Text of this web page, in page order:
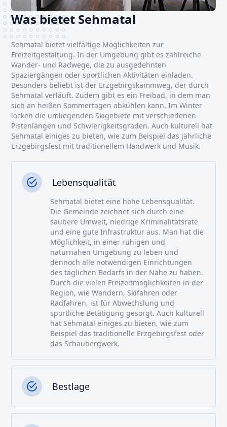
Was bietet Sehmatal
Sehmatal bietet vielfältige Möglichkeiten zur
Freizeitgestaltung. In der Umgebung gibt es zahlreiche
Wander- und Radwege, die zu ausgedehnten
Spaziergängen oder sportlichen Aktivitäten einladen.
Besonders beliebt ist der Erzgebirgskammweg, der durch
Sehmatal verläuft. Zudem gibt es ein Freibad, in dem man
sich an heißen Sommertagen abkühlen kann. Im Winter
locken die umliegenden Skigebiete mit verschiedenen
Pistenlängen und Schwierigkeitsgraden. Auch kulturell hat
Sehmatal einiges zu bieten, wie zum Beispiel das jährliche
Erzgebirgsfest mit traditionellem Handwerk und Musik.
Lebensqualität
Sehmatal bietet eine hohe Lebensqualität.
Die Gemeinde zeichnet sich durch eine
saubere Umwelt, niedrige Kriminalitätsrate
und eine gute Infrastruktur aus. Man hat die
Möglichkeit, in einer ruhigen und
naturnahen Umgebung zu leben und
dennoch alle notwendigen Einrichtungen
des täglichen Bedarfs in der Nähe zu haben.
Durch die vielen Freizeitmöglichkeiten in der
Region, wie Wandern, Skifahren oder
Radfahren, ist für Abwechslung und
sportliche Betätigung gesorgt. Auch kulturell
hat Sehmatal einiges zu bieten, wie zum
Beispiel das traditionelle Erzgebirgsfest oder
das Schaubergwerk.
Bestlage